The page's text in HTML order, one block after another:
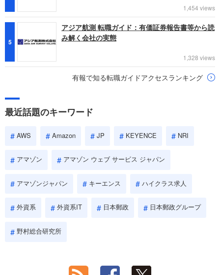
1,454 views
5
アジア航測 転職ガイド：有価証券報告書等から読
み解く会社の実態
1,328 views
有報で知る転職ガイドアクセスランキング
最近話題のキーワード
AWS Amazon JP KEYENCE NRI
アマゾン アマゾン ウェブ サービス ジャパン
アマゾンジャパン キーエンス ハイクラス求人
外資系 外資系IT 日本郵政 日本郵政グループ
野村総合研究所